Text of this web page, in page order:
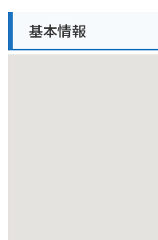
置されているので安心です。
基本情報